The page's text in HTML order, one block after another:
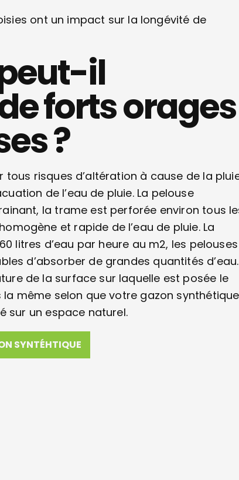
ont un impact sur la longévité de
il
forts orages
?
risques d’altération à cause de la
de l’eau de pluie. La pelouse
la trame est perforée environ tous
et rapide de l’eau de pluie. La
litres d’eau par heure au m2, les pelouses
d’absorber de grandes quantités
de la surface sur laquelle est posée le
la même selon que votre gazon synthétique
sur un espace naturel.
SYNTÉHTIQUE